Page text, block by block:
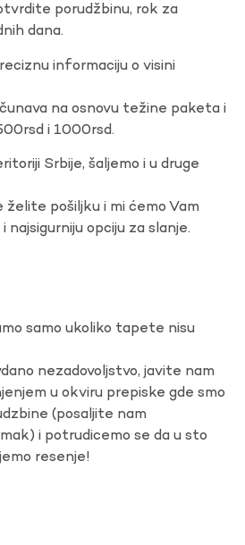
porudžbinu, rok za
dana.
informaciju o visini
na osnovu težine paketa i
i 1000rsd.
Srbije, šaljemo i u druge
želite pošiljku i mi ćemo Vam
najsigurniju opciju za slanje.
samo ukoliko tapete nisu
nezadovoljstvo, javite nam
u okviru prepiske gde smo
(posaljite nam
i potrudicemo se da u sto
resenje!